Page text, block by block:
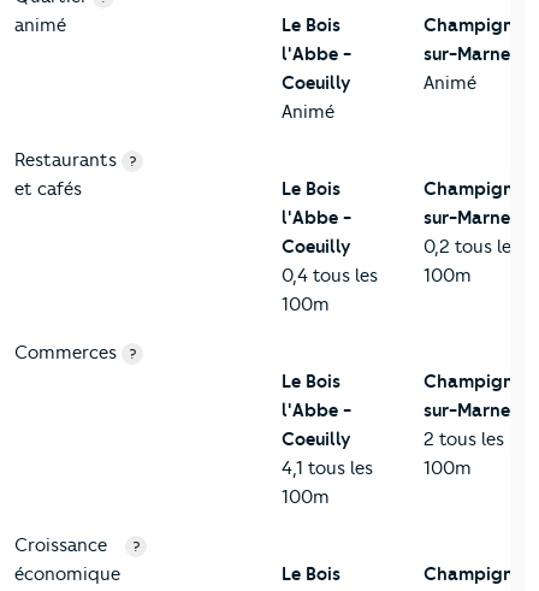
animé
Le Bois
l'Abbe -
Coeuilly
Animé
Champigny-
sur-Marne
Animé
Restaurants
et cafés
?
Le Bois
l'Abbe -
Coeuilly
0,4 tous les
100m
Champigny-
sur-Marne
0,2 tous les
100m
Commerces ?
Le Bois
l'Abbe -
Coeuilly
4,1 tous les
100m
Champigny-
sur-Marne
2 tous les
100m
Croissance
économique
?
Le Bois
Champigny-